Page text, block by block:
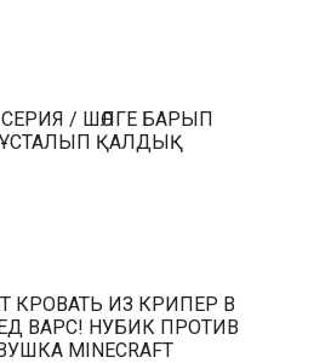
/ ШӨЛГЕ БАРЫП
ҰСТАЛЫП ҚАЛДЫҚ
КРОВАТЬ ИЗ КРИПЕР В
ВАРС! НУБИК ПРОТИВ
MINECRAFT